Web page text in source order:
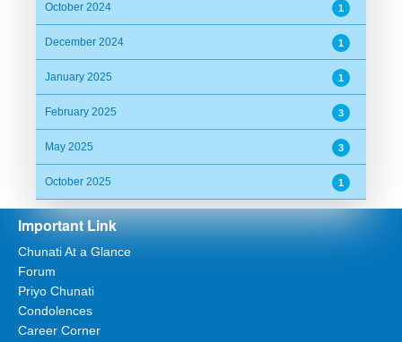
October 2024 1
December 2024 1
January 2025 1
February 2025 3
May 2025 3
October 2025 1
Important Link
Chunati At a Glance
Forum
Priyo Chunati
Condolences
Career Corner